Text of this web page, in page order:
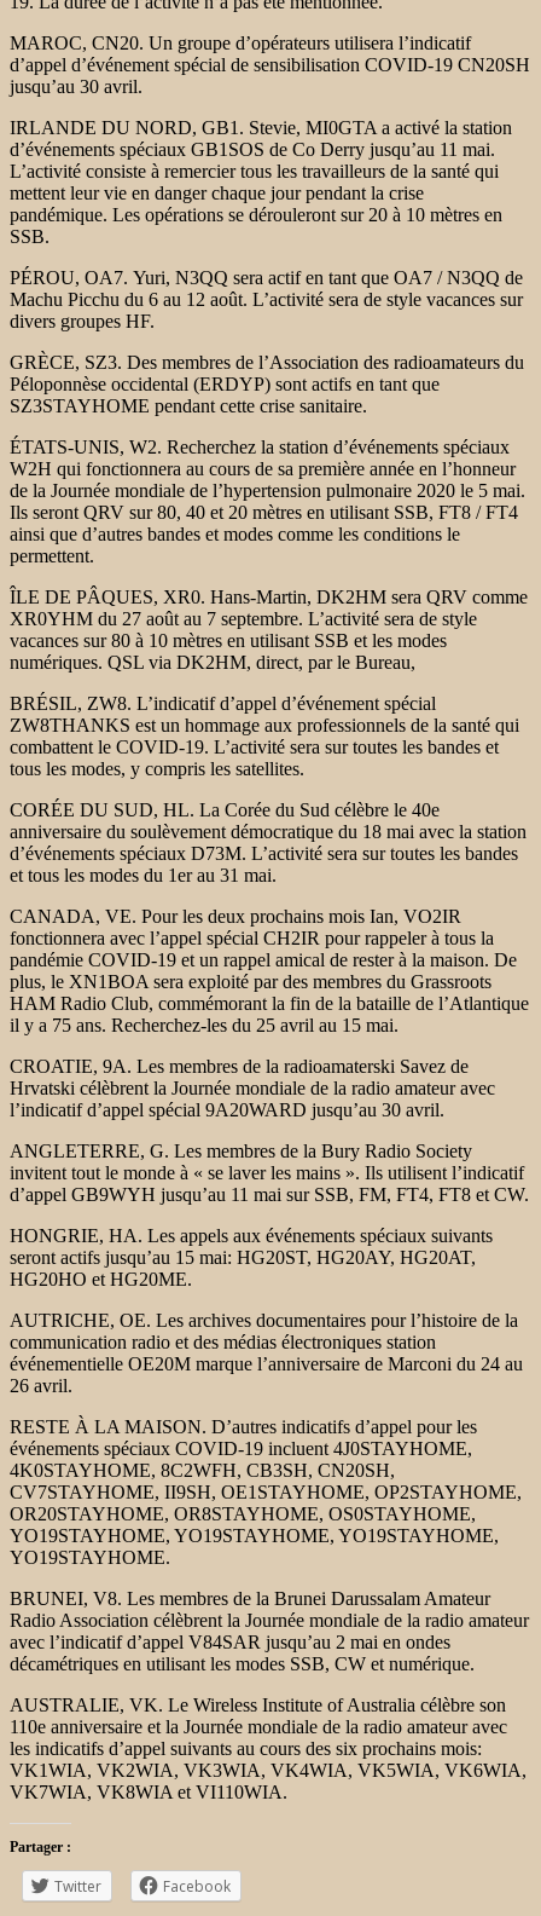
MAROC, CN20. Un groupe d’opérateurs utilisera l’indicatif
d’appel d’événement spécial de sensibilisation COVID-19 CN20SH
jusqu’au 30 avril.
IRLANDE DU NORD, GB1. Stevie, MI0GTA a activé la station
d’événements spéciaux GB1SOS de Co Derry jusqu’au 11 mai.
L’activité consiste à remercier tous les travailleurs de la santé qui
mettent leur vie en danger chaque jour pendant la crise
pandémique. Les opérations se dérouleront sur 20 à 10 mètres en
SSB.
PÉROU, OA7. Yuri, N3QQ sera actif en tant que OA7 / N3QQ de
Machu Picchu du 6 au 12 août. L’activité sera de style vacances sur
divers groupes HF.
GRÈCE, SZ3. Des membres de l’Association des radioamateurs du
Péloponnèse occidental (ERDYP) sont actifs en tant que
SZ3STAYHOME pendant cette crise sanitaire.
ÉTATS-UNIS, W2. Recherchez la station d’événements spéciaux
W2H qui fonctionnera au cours de sa première année en l’honneur
de la Journée mondiale de l’hypertension pulmonaire 2020 le 5 mai.
Ils seront QRV sur 80, 40 et 20 mètres en utilisant SSB, FT8 / FT4
ainsi que d’autres bandes et modes comme les conditions le
permettent.
ÎLE DE PÂQUES, XR0. Hans-Martin, DK2HM sera QRV comme
XR0YHM du 27 août au 7 septembre. L’activité sera de style
vacances sur 80 à 10 mètres en utilisant SSB et les modes
numériques. QSL via DK2HM, direct, par le Bureau,
BRÉSIL, ZW8. L’indicatif d’appel d’événement spécial
ZW8THANKS est un hommage aux professionnels de la santé qui
combattent le COVID-19. L’activité sera sur toutes les bandes et
tous les modes, y compris les satellites.
CORÉE DU SUD, HL. La Corée du Sud célèbre le 40e
anniversaire du soulèvement démocratique du 18 mai avec la station
d’événements spéciaux D73M. L’activité sera sur toutes les bandes
et tous les modes du 1er au 31 mai.
CANADA, VE. Pour les deux prochains mois Ian, VO2IR
fonctionnera avec l’appel spécial CH2IR pour rappeler à tous la
pandémie COVID-19 et un rappel amical de rester à la maison. De
plus, le XN1BOA sera exploité par des membres du Grassroots
HAM Radio Club, commémorant la fin de la bataille de l’Atlantique
il y a 75 ans. Recherchez-les du 25 avril au 15 mai.
CROATIE, 9A. Les membres de la radioamaterski Savez de
Hrvatski célèbrent la Journée mondiale de la radio amateur avec
l’indicatif d’appel spécial 9A20WARD jusqu’au 30 avril.
ANGLETERRE, G. Les membres de la Bury Radio Society
invitent tout le monde à « se laver les mains ». Ils utilisent l’indicatif
d’appel GB9WYH jusqu’au 11 mai sur SSB, FM, FT4, FT8 et CW.
HONGRIE, HA. Les appels aux événements spéciaux suivants
seront actifs jusqu’au 15 mai: HG20ST, HG20AY, HG20AT,
HG20HO et HG20ME.
AUTRICHE, OE. Les archives documentaires pour l’histoire de la
communication radio et des médias électroniques station
événementielle OE20M marque l’anniversaire de Marconi du 24 au
26 avril.
RESTE À LA MAISON. D’autres indicatifs d’appel pour les
événements spéciaux COVID-19 incluent 4J0STAYHOME,
4K0STAYHOME, 8C2WFH, CB3SH, CN20SH,
CV7STAYHOME, II9SH, OE1STAYHOME, OP2STAYHOME,
OR20STAYHOME, OR8STAYHOME, OS0STAYHOME,
YO19STAYHOME, YO19STAYHOME, YO19STAYHOME,
YO19STAYHOME.
BRUNEI, V8. Les membres de la Brunei Darussalam Amateur
Radio Association célèbrent la Journée mondiale de la radio amateur
avec l’indicatif d’appel V84SAR jusqu’au 2 mai en ondes
décamétriques en utilisant les modes SSB, CW et numérique.
AUSTRALIE, VK. Le Wireless Institute of Australia célèbre son
110e anniversaire et la Journée mondiale de la radio amateur avec
les indicatifs d’appel suivants au cours des six prochains mois:
VK1WIA, VK2WIA, VK3WIA, VK4WIA, VK5WIA, VK6WIA,
VK7WIA, VK8WIA et VI110WIA.
Partager :
Twitter Facebook